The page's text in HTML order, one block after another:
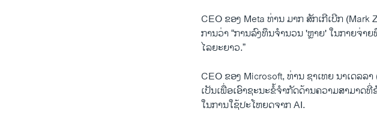
CEO ຂອງ Meta ທ່ານ ມາກ ສັກເກີເບີກ
ການວ່າ “ການລົງທຶນຈໍານວນ 'ຫຼາຍ' ໃນກາຍຈ່າ
ໄລຍະຍາວ.”
CEO ຂອງ Microsoft, ທ່ານ ຊາເທຍ ນາເດລ
ເປັນເພື່ອເອົາຊະນະຂໍ້ຈໍາກັດດ້ານຄວາມສາມາດ
ໃນການໃຊ້ປະໂຫຍດຈາກ AI.